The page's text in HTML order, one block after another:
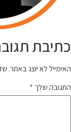
כתיבת
האימייל לא יוצג באתר.
התגובה שלך *